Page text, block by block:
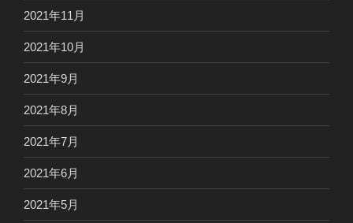
2021年11月
2021年10月
2021年9月
2021年8月
2021年7月
2021年6月
2021年5月